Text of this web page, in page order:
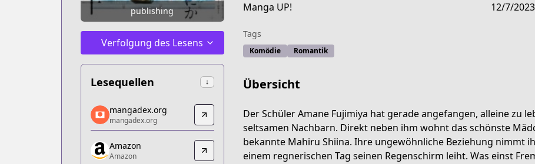
publishing
Verfolgung des Lesens
Lesequellen ↓
mangadex.org
mangadex.org
https://mangadex.org/title/8516915a-51a2-44e0-a915-aff325216a26
Amazon
mangadex.org
mangadex.org
Amazon
Amazon
Manga UP! 12/7/2023
Tags
Komödie Romantik
Übersicht
Der Schüler Amane Fujimiya hat gerade angefangen, alleine zu
seltsamen Nachbarn. Direkt neben ihm wohnt das schönste
bekannte Mahiru Shiina. Ihre ungewöhnliche Beziehung nimmt
einem regnerischen Tag seinen Regenschirm leiht. Was einst